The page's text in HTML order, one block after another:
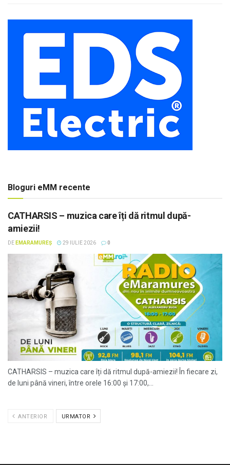
Bloguri eMM recente
CATHARSIS – muzica care îți dă ritmul după-
amiezii!
DE EMARAMUREȘ 29 IULIE 2026 0
CATHARSIS – muzica care îți dă ritmul după-amiezii! În fiecare zi,
de luni până vineri, între orele 16:00 și 17:00,...
ANTERIOR URMATOR